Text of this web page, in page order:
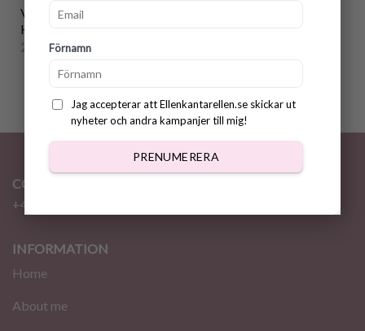
Förnamn
Jag accepterar att Ellenkantarellen.se skickar ut
nyheter och andra kampanjer till mig!
PRENUMERERA
Virk och stickmarkörer
Hjärta
25.00kr
CONTACT
+46 72 310 46 48
INFORMATION
Home
About me